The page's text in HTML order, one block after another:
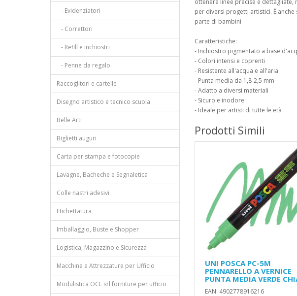
- Evidenziatori
- Correttori
- Refill e inchiostri
- Penne da regalo
Raccoglitori e cartelle
Disegno artistico e tecnico scuola
Belle Arti
Biglietti auguri
Carta per stampa e fotocopie
Lavagne, Bacheche e Segnaletica
Colle nastri adesivi
Etichettatura
Imballaggio, Buste e Shopper
Logistica, Magazzino e Sicurezza
Macchine e Attrezzature per Ufficio
Modulistica OCL srl forniture per ufficio
ottenere linee precise e
per diversi progetti artistici. È
parte di bambini
Caratteristiche:
- Inchiostro pigmentato a base
- Colori intensi e coprenti
- Resistente all'acqua e all'aria
- Punta media da 1,8-2,5 mm
- Adatto a diversi materiali
- Sicuro e inodore
- Ideale per artisti di tutte le età
Prodotti Simili
UNI POSCA PC-5M
PENNARELLO A VERNICE
PUNTA MEDIA VERDE
EAN: 4902778916216